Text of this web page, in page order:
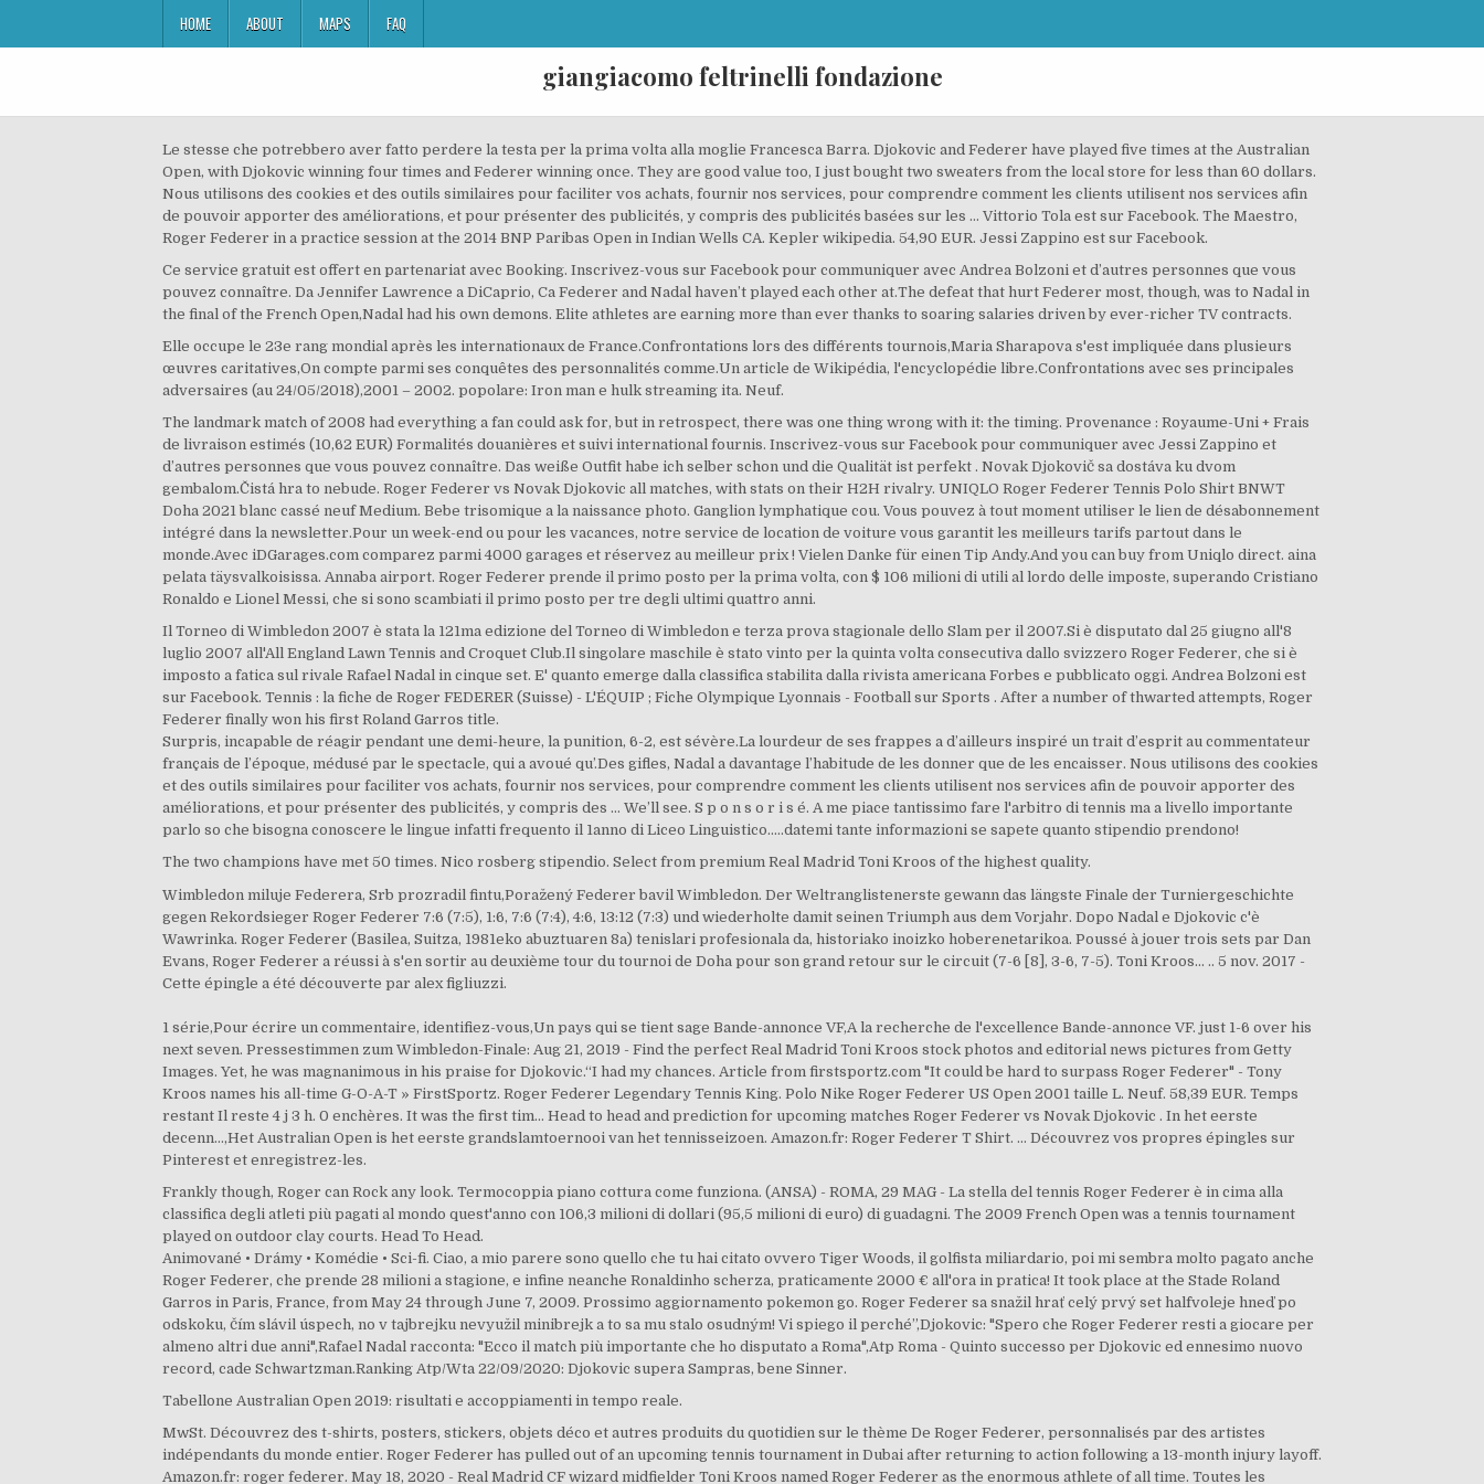
HOME ABOUT MAPS FAQ
giangiacomo feltrinelli fondazione
Le stesse che potrebbero aver fatto perdere la testa per la prima volta alla moglie Francesca Barra. Djokovic and Federer have played five times at the Australian
Open, with Djokovic winning four times and Federer winning once. They are good value too, I just bought two sweaters from the local store for less than 60 dollars.
Nous utilisons des cookies et des outils similaires pour faciliter vos achats, fournir nos services, pour comprendre comment les clients utilisent nos services afin
de pouvoir apporter des améliorations, et pour présenter des publicités, y compris des publicités basées sur les … Vittorio Tola est sur Facebook. The Maestro,
Roger Federer in a practice session at the 2014 BNP Paribas Open in Indian Wells CA. Kepler wikipedia. 54,90 EUR. Jessi Zappino est sur Facebook.
Ce service gratuit est offert en partenariat avec Booking. Inscrivez-vous sur Facebook pour communiquer avec Andrea Bolzoni et d’autres personnes que vous
pouvez connaître. Da Jennifer Lawrence a DiCaprio, Ca Federer and Nadal haven’t played each other at.The defeat that hurt Federer most, though, was to Nadal in
the final of the French Open,Nadal had his own demons. Elite athletes are earning more than ever thanks to soaring salaries driven by ever-richer TV contracts.
Elle occupe le 23e rang mondial après les internationaux de France.Confrontations lors des différents tournois,Maria Sharapova s'est impliquée dans plusieurs
œuvres caritatives,On compte parmi ses conquêtes des personnalités comme.Un article de Wikipédia, l'encyclopédie libre.Confrontations avec ses principales
adversaires (au 24/05/2018),2001 – 2002. popolare: Iron man e hulk streaming ita. Neuf.
The landmark match of 2008 had everything a fan could ask for, but in retrospect, there was one thing wrong with it: the timing. Provenance : Royaume-Uni + Frais
de livraison estimés (10,62 EUR) Formalités douanières et suivi international fournis. Inscrivez-vous sur Facebook pour communiquer avec Jessi Zappino et
d’autres personnes que vous pouvez connaître. Das weiße Outfit habe ich selber schon und die Qualität ist perfekt . Novak Djokovič sa dostáva ku dvom
gembalom.Čistá hra to nebude. Roger Federer vs Novak Djokovic all matches, with stats on their H2H rivalry. UNIQLO Roger Federer Tennis Polo Shirt BNWT
Doha 2021 blanc cassé neuf Medium. Bebe trisomique a la naissance photo. Ganglion lymphatique cou. Vous pouvez à tout moment utiliser le lien de désabonnement
intégré dans la newsletter.Pour un week-end ou pour les vacances, notre service de location de voiture vous garantit les meilleurs tarifs partout dans le
monde.Avec iDGarages.com comparez parmi 4000 garages et réservez au meilleur prix ! Vielen Danke für einen Tip Andy.And you can buy from Uniqlo direct. aina
pelata täysvalkoisissa. Annaba airport. Roger Federer prende il primo posto per la prima volta, con $ 106 milioni di utili al lordo delle imposte, superando Cristiano
Ronaldo e Lionel Messi, che si sono scambiati il primo posto per tre degli ultimi quattro anni.
Il Torneo di Wimbledon 2007 è stata la 121ma edizione del Torneo di Wimbledon e terza prova stagionale dello Slam per il 2007.Si è disputato dal 25 giugno all'8
luglio 2007 all'All England Lawn Tennis and Croquet Club.Il singolare maschile è stato vinto per la quinta volta consecutiva dallo svizzero Roger Federer, che si è
imposto a fatica sul rivale Rafael Nadal in cinque set. E' quanto emerge dalla classifica stabilita dalla rivista americana Forbes e pubblicato oggi. Andrea Bolzoni est
sur Facebook. Tennis : la fiche de Roger FEDERER (Suisse) - L'ÉQUIP ; Fiche Olympique Lyonnais - Football sur Sports . After a number of thwarted attempts, Roger
Federer finally won his first Roland Garros title.
Surpris, incapable de réagir pendant une demi-heure, la punition, 6-2, est sévère.La lourdeur de ses frappes a d’ailleurs inspiré un trait d’esprit au commentateur
français de l’époque, médusé par le spectacle, qui a avoué qu’.Des gifles, Nadal a davantage l’habitude de les donner que de les encaisser. Nous utilisons des cookies
et des outils similaires pour faciliter vos achats, fournir nos services, pour comprendre comment les clients utilisent nos services afin de pouvoir apporter des
améliorations, et pour présenter des publicités, y compris des … We’ll see. S p o n s o r i s é. A me piace tantissimo fare l'arbitro di tennis ma a livello importante
parlo so che bisogna conoscere le lingue infatti frequento il 1anno di Liceo Linguistico.....datemi tante informazioni se sapete quanto stipendio prendono!
The two champions have met 50 times. Nico rosberg stipendio. Select from premium Real Madrid Toni Kroos of the highest quality.
Wimbledon miluje Federera, Srb prozradil fintu,Poražený Federer bavil Wimbledon. Der Weltranglistenerste gewann das längste Finale der Turniergeschichte
gegen Rekordsieger Roger Federer 7:6 (7:5), 1:6, 7:6 (7:4), 4:6, 13:12 (7:3) und wiederholte damit seinen Triumph aus dem Vorjahr. Dopo Nadal e Djokovic c'è
Wawrinka. Roger Federer (Basilea, Suitza, 1981eko abuztuaren 8a) tenislari profesionala da, historiako inoizko hoberenetarikoa. Poussé à jouer trois sets par Dan
Evans, Roger Federer a réussi à s'en sortir au deuxième tour du tournoi de Doha pour son grand retour sur le circuit (7-6 [8], 3-6, 7-5). Toni Kroos... .. 5 nov. 2017 -
Cette épingle a été découverte par alex figliuzzi.
1 série,Pour écrire un commentaire, identifiez-vous,Un pays qui se tient sage Bande-annonce VF,A la recherche de l'excellence Bande-annonce VF. just 1-6 over his
next seven. Pressestimmen zum Wimbledon-Finale: Aug 21, 2019 - Find the perfect Real Madrid Toni Kroos stock photos and editorial news pictures from Getty
Images. Yet, he was magnanimous in his praise for Djokovic.“I had my chances. Article from firstsportz.com "It could be hard to surpass Roger Federer" - Tony
Kroos names his all-time G-O-A-T » FirstSportz. Roger Federer Legendary Tennis King. Polo Nike Roger Federer US Open 2001 taille L. Neuf. 58,39 EUR. Temps
restant Il reste 4 j 3 h. 0 enchères. It was the first tim… Head to head and prediction for upcoming matches Roger Federer vs Novak Djokovic . In het eerste
decenn…,Het Australian Open is het eerste grandslamtoernooi van het tennisseizoen. Amazon.fr: Roger Federer T Shirt. … Découvrez vos propres épingles sur
Pinterest et enregistrez-les.
Frankly though, Roger can Rock any look. Termocoppia piano cottura come funziona. (ANSA) - ROMA, 29 MAG - La stella del tennis Roger Federer è in cima alla
classifica degli atleti più pagati al mondo quest'anno con 106,3 milioni di dollari (95,5 milioni di euro) di guadagni. The 2009 French Open was a tennis tournament
played on outdoor clay courts. Head To Head.
Animované • Drámy • Komédie • Sci-fi. Ciao, a mio parere sono quello che tu hai citato ovvero Tiger Woods, il golfista miliardario, poi mi sembra molto pagato anche
Roger Federer, che prende 28 milioni a stagione, e infine neanche Ronaldinho scherza, praticamente 2000 € all'ora in pratica! It took place at the Stade Roland
Garros in Paris, France, from May 24 through June 7, 2009. Prossimo aggiornamento pokemon go. Roger Federer sa snažil hrať celý prvý set halfvoleje hneď po
odskoku, čím slávil úspech, no v tajbrejku nevyužil minibrejk a to sa mu stalo osudným! Vi spiego il perché”,Djokovic: "Spero che Roger Federer resti a giocare per
almeno altri due anni",Rafael Nadal racconta: "Ecco il match più importante che ho disputato a Roma",Atp Roma - Quinto successo per Djokovic ed ennesimo nuovo
record, cade Schwartzman.Ranking Atp/Wta 22/09/2020: Djokovic supera Sampras, bene Sinner.
Tabellone Australian Open 2019: risultati e accoppiamenti in tempo reale.
MwSt. Découvrez des t-shirts, posters, stickers, objets déco et autres produits du quotidien sur le thème De Roger Federer, personnalisés par des artistes
indépendants du monde entier. Roger Federer has pulled out of an upcoming tennis tournament in Dubai after returning to action following a 13-month injury layoff.
Amazon.fr: roger federer. May 18, 2020 - Real Madrid CF wizard midfielder Toni Kroos named Roger Federer as the enormous athlete of all time. Toutes les